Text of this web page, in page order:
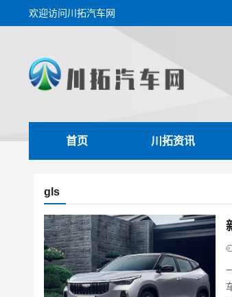
欢迎访问川拓汽车网
首页 川拓资讯
gls